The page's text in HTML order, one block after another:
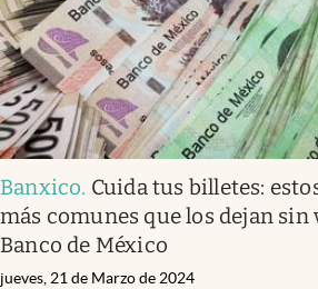
Banxico. Cuida tus billetes:
más comunes que los dejan sin
Banco de México
jueves, 21 de Marzo de 2024